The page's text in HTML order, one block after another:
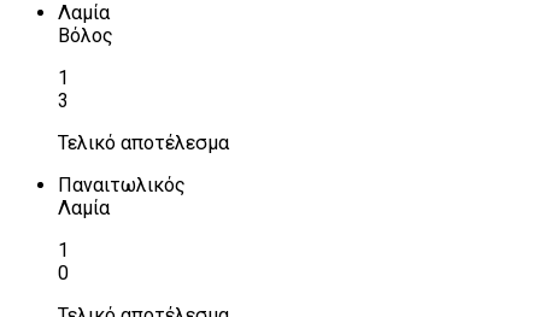
Λαμία
Βόλος
1
3
Τελικό αποτέλεσμα
Παναιτωλικός
Λαμία
1
0